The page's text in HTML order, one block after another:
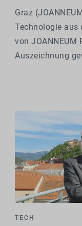
Graz
Technologie aus
von JOANNEUM
Auszeichnung
Innovation Holz
TECH